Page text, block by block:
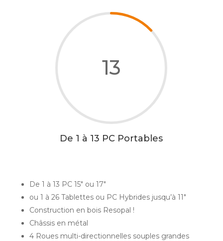
13
De 1 à 13 PC Portables
De 1 à 13 PC 15″ ou 17″
ou 1 à 26 Tablettes ou PC Hybrides jusqu’à 11″
Construction en bois Resopal !
Châssis en métal
4 Roues multi-directionnelles souples grandes